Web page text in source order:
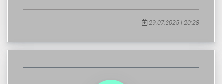
29.07.2025 | 20:28